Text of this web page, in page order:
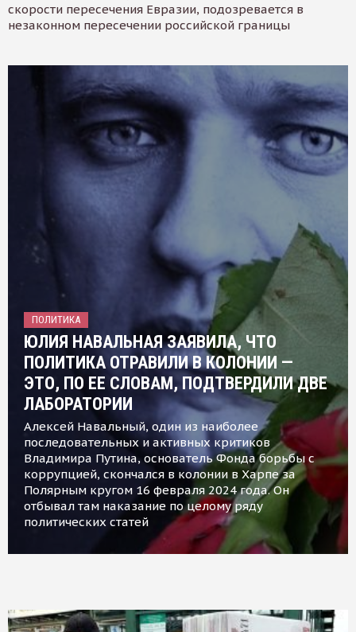
скорости пересечения Евразии, подозревается в
незаконном пересечении российской границы
ПОЛИТИКА
ЮЛИЯ НАВАЛЬНАЯ ЗАЯВИЛА, ЧТО
ПОЛИТИКА ОТРАВИЛИ В КОЛОНИИ —
ЭТО, ПО ЕЕ СЛОВАМ, ПОДТВЕРДИЛИ ДВЕ
ЛАБОРАТОРИИ
Алексей Навальный, один из наиболее
последовательных и активных критиков
Владимира Путина, основатель Фонда борьбы с
коррупцией, скончался в колонии в Харпе за
Полярным кругом 16 февраля 2024 года. Он
отбывал там наказание по целому ряду
политических статей